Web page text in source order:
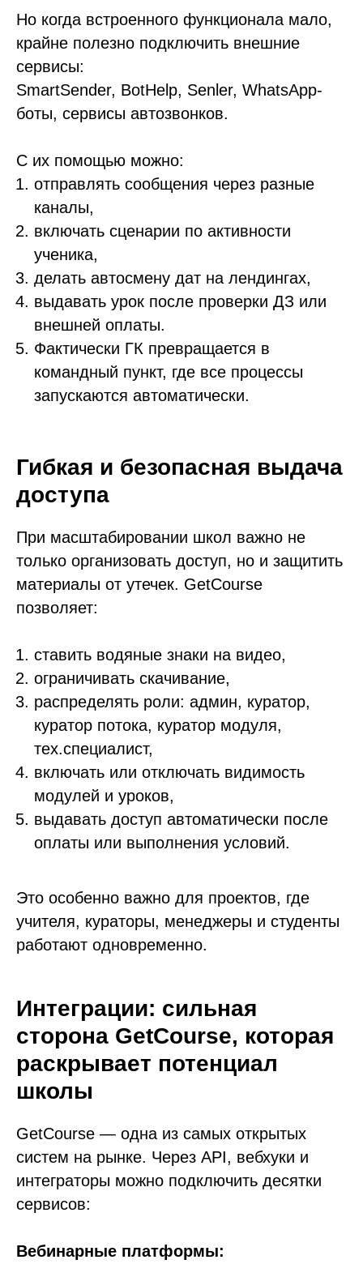
Но когда встроенного функционала мало,
крайне полезно подключить внешние
сервисы:
SmartSender, BotHelp, Senler, WhatsApp-
боты, сервисы автозвонков.
С их помощью можно:
отправлять сообщения через разные
каналы,
включать сценарии по активности
ученика,
делать автосмену дат на лендингах,
выдавать урок после проверки ДЗ или
внешней оплаты.
Фактически ГК превращается в
командный пункт, где все процессы
запускаются автоматически.
Гибкая и безопасная выдача
доступа
При масштабировании школ важно не
только организовать доступ, но и защитить
материалы от утечек. GetCourse
позволяет:
ставить водяные знаки на видео,
ограничивать скачивание,
распределять роли: админ, куратор,
куратор потока, куратор модуля,
тех.специалист,
включать или отключать видимость
модулей и уроков,
выдавать доступ автоматически после
оплаты или выполнения условий.
Это особенно важно для проектов, где
учителя, кураторы, менеджеры и студенты
работают одновременно.
Интеграции: сильная
сторона GetCourse, которая
раскрывает потенциал
школы
GetCourse — одна из самых открытых
систем на рынке. Через API, вебхуки и
интеграторы можно подключить десятки
сервисов:
Вебинарные платформы: